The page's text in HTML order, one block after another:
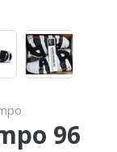
96